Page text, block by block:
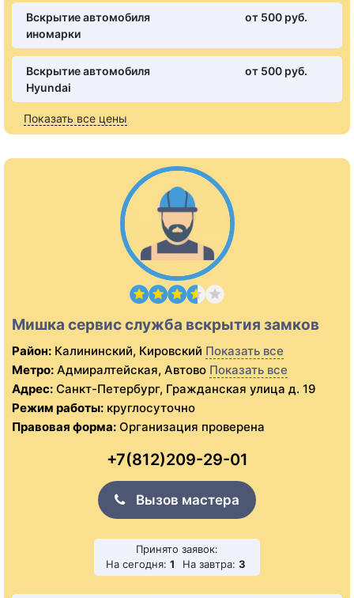
Вскрытие автомобиля
иномарки
от 500 pуб.
Вскрытие автомобиля
Hyundai
от 500 pуб.
Показать все цены
Мишка сервис служба вскрытия замков
Район: Калининский, Кировский Показать все
Метро: Адмиралтейская, Автово Показать все
Адрес: Санкт-Петербург, Гражданская улица д. 19
Режим работы: круглосуточно
Правовая форма: Организация проверена
+7(812)209-29-01
Вызов мастера
Принято заявок:
На сегодня: 1 На завтра: 3